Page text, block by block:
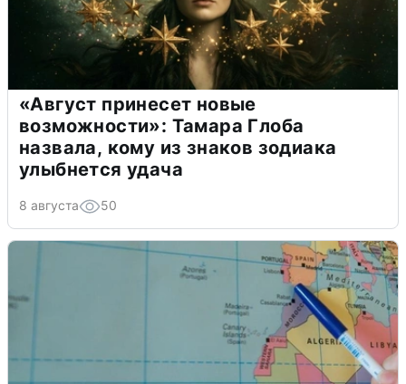
«Август принесет новые
возможности»: Тамара Глоба
назвала, кому из знаков зодиака
улыбнется удача
8 августа 50